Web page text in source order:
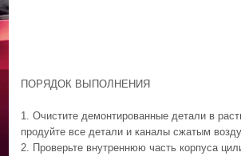
ПОРЯДОК ВЫПОЛНЕНИЯ
1. Очистите демонтированные детали в
продуйте все детали и каналы сжатым
2. Проверьте внутреннюю часть корпуса